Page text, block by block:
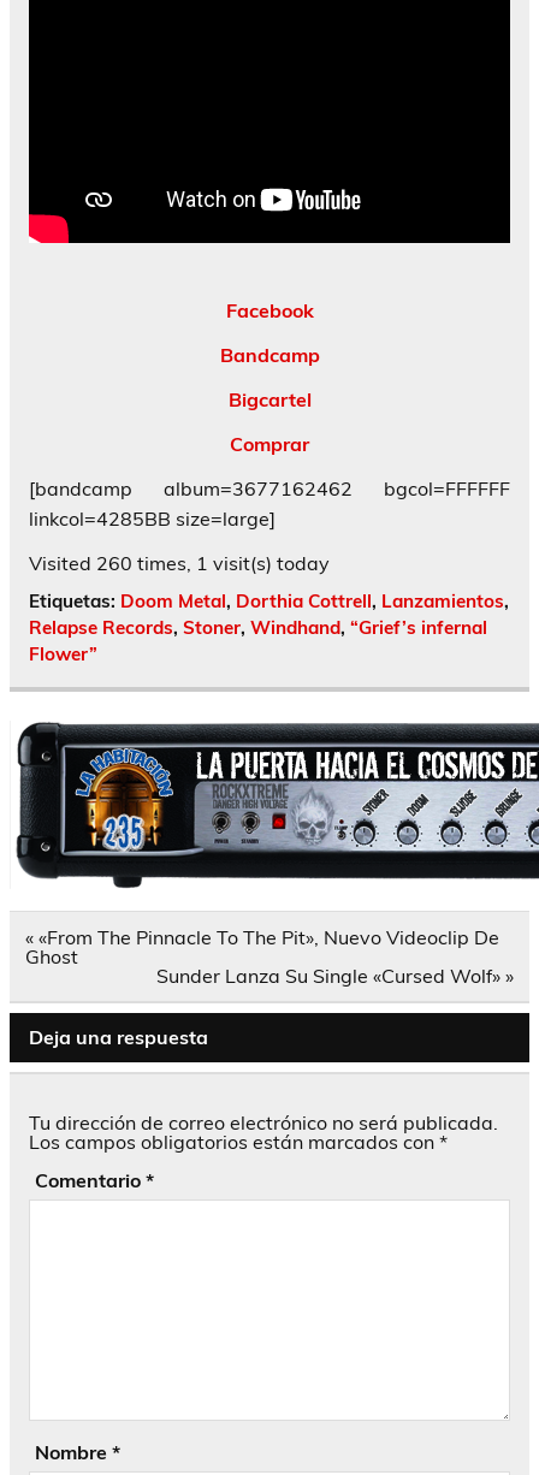
Facebook
Bandcamp
Bigcartel
Comprar
[bandcamp album=3677162462 bgcol=FFFFFF
linkcol=4285BB size=large]
Visited 260 times, 1 visit(s) today
Etiquetas: Doom Metal, Dorthia Cottrell, Lanzamientos,
Relapse Records, Stoner, Windhand, “Grief’s infernal
Flower”
Navegación
de
« «From The Pinnacle To The Pit», Nuevo Videoclip De
Ghost
Sunder Lanza Su Single «Cursed Wolf» »
Deja una respuesta
Tu dirección de correo electrónico no será publicada.
Los campos obligatorios están marcados con *
Comentario *
Nombre *